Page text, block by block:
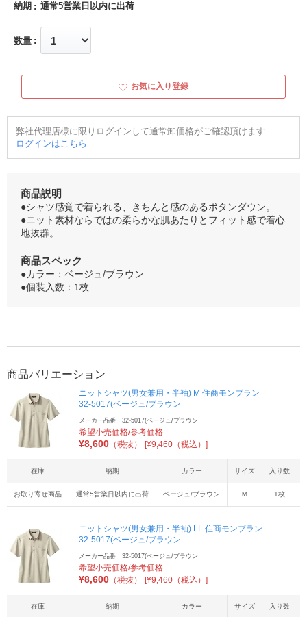
納期 通常5営業日以内に出荷
数量
お気に入り登録
弊社代理店様に限りログインして通常卸価格がご確認頂けます
ログインはこちら
商品説明
●シャツ感覚で着られる、きちんと感のあるボタンダウン。
●ニット素材ならではの柔らかな肌あたりとフィット感で着心
地抜群。
商品スペック
●カラー：ベージュ/ブラウン
●個装入数：1枚
商品バリエーション
ニットシャツ(男女兼用・半袖) M 住商モンブラン
32-5017(ベージュ/ブラウン
メーカー品番：32-5017(ベージュ/ブラウン
希望小売価格/参考価格
¥8,600 （税抜） [¥9,460（税込）]
在庫 納期 カラー サイズ 入り数
お取り寄せ商品 通常5営業日以内に出荷 ベージュ/ブラウン Ｍ 1枚
ニットシャツ(男女兼用・半袖) LL 住商モンブラン
32-5017(ベージュ/ブラウン
メーカー品番：32-5017(ベージュ/ブラウン
希望小売価格/参考価格
¥8,600 （税抜） [¥9,460（税込）]
在庫 納期 カラー サイズ 入り数